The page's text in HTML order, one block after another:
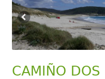
CAMIÑO DOS